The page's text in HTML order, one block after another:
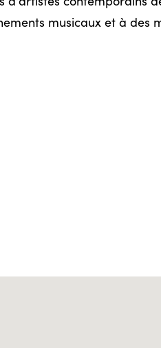
musicaux et à des